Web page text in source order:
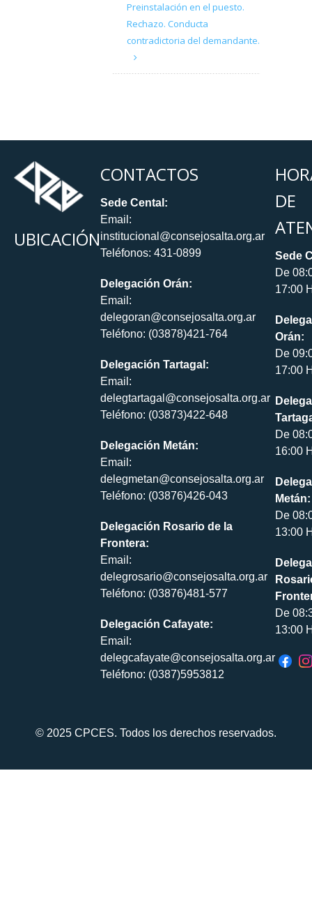
Preinstalación en el puesto.
Rechazo. Conducta
contradictoria del demandante.
UBICACIÓN
CONTACTOS
Sede Cental:
Email:
institucional@consejosalta.org.ar
Teléfonos: 431-0899
Delegación Orán:
Email:
delegoran@consejosalta.org.ar
Teléfono: (03878)421-764
Delegación Tartagal:
Email:
delegtartagal@consejosalta.org.ar
Teléfono: (03873)422-648
Delegación Metán:
Email:
delegmetan@consejosalta.org.ar
Teléfono: (03876)426-043
Delegación Rosario de la
Frontera:
Email:
delegrosario@consejosalta.org.ar
Teléfono: (03876)481-577
Delegación Cafayate:
Email:
delegcafayate@consejosalta.org.ar
Teléfono: (0387)5953812
DE
Sede
De
17:00
Orán:
De
17:00
De
16:00
Metán:
De
13:00
De
13:00
© 2025 CPCES. Todos los derechos reservados.